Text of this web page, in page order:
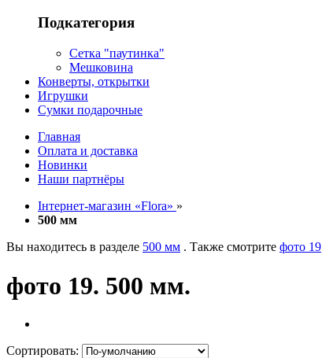
Подкатегория
Сетка "паутинка"
Мешковина
Конверты, открытки
Игрушки
Сумки подарочные
Главная
Оплата и доставка
Новинки
Наши партнёры
Інтернет-магазин «Flora» »
500 мм
Вы находитесь в разделе 500 мм . Также смотрите фото 19
фото 19. 500 мм.
Сортировать: